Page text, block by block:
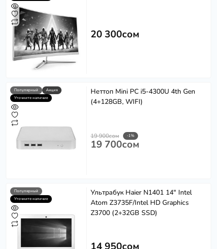
20 300сом
Популярный
Акция
Уточните наличие
Неттоп Mini PC i5-4300U 4th Gen
(4+128GB, WIFI)
19 900сом -1%
19 700сом
Популярный
Уточните наличие
Ультрабук Haier N1401 14" Intel
Atom Z3735F/Intel HD Graphics
Z3700 (2+32GB SSD)
14 950сом